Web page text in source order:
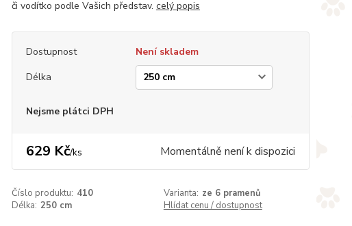
či vodítko podle Vašich představ. celý popis
Dostupnost
Není skladem
Délka
Nejsme plátci DPH
629 Kč/ks Momentálně není k dispozici
Číslo produktu: 410 Varianta: ze 6 pramenů
Délka: 250 cm Hlídat cenu / dostupnost